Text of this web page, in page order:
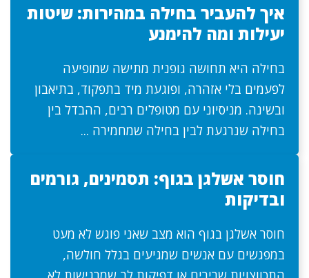
איך להעביר בחילה במהירות: שיטות
יעילות ומה להימנע
בחילה היא תחושה גופנית מתישה שמופיעה
לפעמים בלי אזהרה, ופוגעת מיד בתפקוד, בתיאבון
ובשינה. מניסיוני עם מטופלים רבים, ההבדל בין
בחילה שנרגעת לבין בחילה שמחמירה ...
חוסר אשלגן בגוף: תסמינים, גורמים
ובדיקות
חוסר אשלגן בגוף הוא מצב שאני פוגש לא מעט
במפגשים עם אנשים שמגיעים בגלל חולשה,